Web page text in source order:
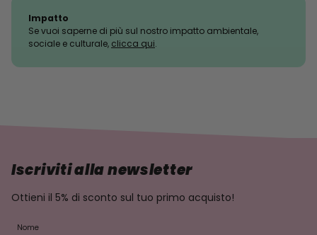
Impatto
Se vuoi saperne di più sul nostro impatto ambientale,
sociale e culturale, clicca qui.
Iscriviti alla newsletter
Ottieni il 5% di sconto sul tuo primo acquisto!
Nome